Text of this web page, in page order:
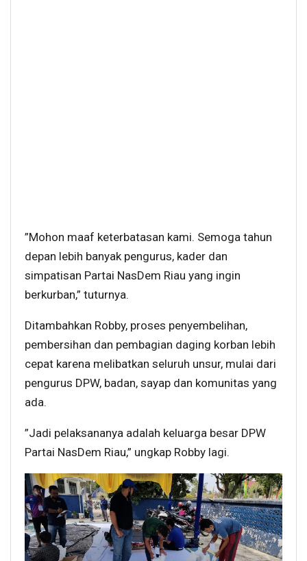
”Mohon maaf keterbatasan kami. Semoga tahun
depan lebih banyak pengurus, kader dan
simpatisan Partai NasDem Riau yang ingin
berkurban,” tuturnya.
Ditambahkan Robby, proses penyembelihan,
pembersihan dan pembagian daging korban lebih
cepat karena melibatkan seluruh unsur, mulai dari
pengurus DPW, badan, sayap dan komunitas yang
ada.
”Jadi pelaksananya adalah keluarga besar DPW
Partai NasDem Riau,” ungkap Robby lagi.